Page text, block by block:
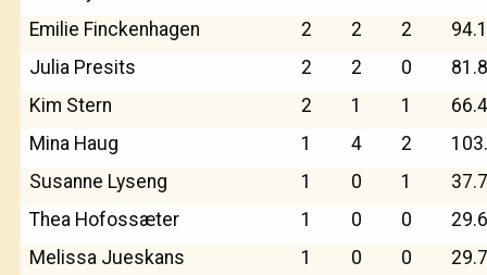
Emilie Finckenhagen
2 2 2
Julia Presits
2 2 0
Kim Stern
2 1 1
Mina Haug
1 4 2
Susanne Lyseng
1 0 1
Thea Hofossæter
1 0 0
Melissa Jueskans
1 0 0